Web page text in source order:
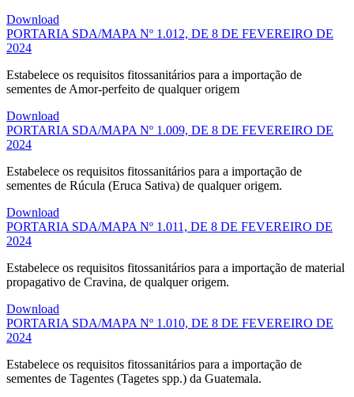
Download
PORTARIA SDA/MAPA Nº 1.012, DE 8 DE FEVEREIRO DE
2024
Estabelece os requisitos fitossanitários para a importação de
sementes de Amor-perfeito de qualquer origem
Download
PORTARIA SDA/MAPA Nº 1.009, DE 8 DE FEVEREIRO DE
2024
Estabelece os requisitos fitossanitários para a importação de
sementes de Rúcula (Eruca Sativa) de qualquer origem.
Download
PORTARIA SDA/MAPA Nº 1.011, DE 8 DE FEVEREIRO DE
2024
Estabelece os requisitos fitossanitários para a importação de material
propagativo de Cravina, de qualquer origem.
Download
PORTARIA SDA/MAPA Nº 1.010, DE 8 DE FEVEREIRO DE
2024
Estabelece os requisitos fitossanitários para a importação de
sementes de Tagentes (Tagetes spp.) da Guatemala.